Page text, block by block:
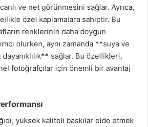
ve net görünmesini sağlar. Ayrıca,
özel kaplamalara sahiptir. Bu
renklerinin daha doygun
olurken, aynı zamanda **suya ve
dayanıklılık** sağlar. Bu özellikleri,
fotoğrafçılar için önemli bir avantaj
yüksek kaliteli baskılar elde etmek